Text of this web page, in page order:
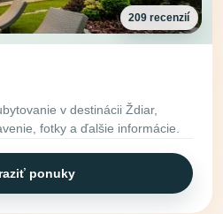
209 recenzií
v destinácii Ždiar,
fotky a ďalšie informácie.
ponuky